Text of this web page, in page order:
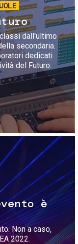
dall'ultimo
secondaria.
dedicati
del Futuro.
è
Non a caso,
2022.